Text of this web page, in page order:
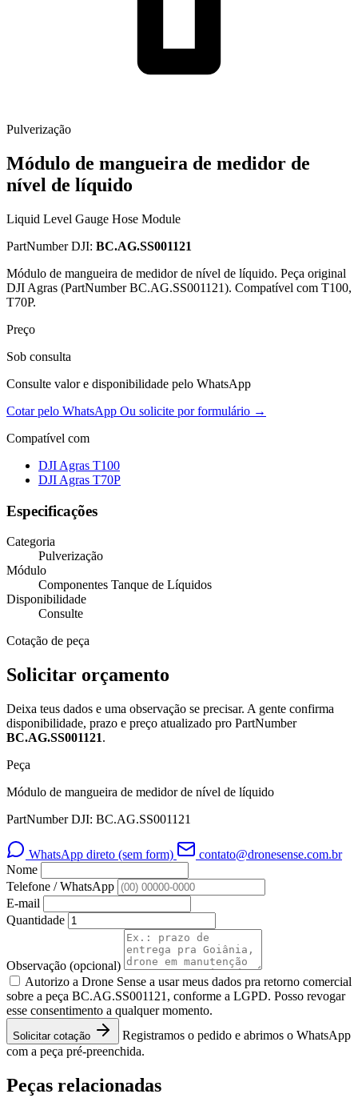
Pulverização
Módulo de mangueira de medidor de
nível de líquido
Liquid Level Gauge Hose Module
PartNumber DJI: BC.AG.SS001121
Módulo de mangueira de medidor de nível de líquido. Peça original
DJI Agras (PartNumber BC.AG.SS001121). Compatível com T100,
T70P.
Preço
Sob consulta
Consulte valor e disponibilidade pelo WhatsApp
Cotar pelo WhatsApp Ou solicite por formulário →
Compatível com
DJI Agras T100
DJI Agras T70P
Especificações
Categoria
Pulverização
Módulo
Componentes Tanque de Líquidos
Disponibilidade
Consulte
Cotação de peça
Solicitar orçamento
Deixa teus dados e uma observação se precisar. A gente confirma
disponibilidade, prazo e preço atualizado pro PartNumber
BC.AG.SS001121.
Peça
Módulo de mangueira de medidor de nível de líquido
PartNumber DJI: BC.AG.SS001121
WhatsApp direto (sem form)
contato@dronesense.com.br
Nome
Telefone / WhatsApp
E-mail
Quantidade
Observação (opcional)
Autorizo a Drone Sense a usar meus dados pra retorno comercial
sobre a peça BC.AG.SS001121, conforme a LGPD. Posso revogar
esse consentimento a qualquer momento.
Solicitar cotação
Registramos o pedido e abrimos o WhatsApp
com a peça pré-preenchida.
Peças relacionadas